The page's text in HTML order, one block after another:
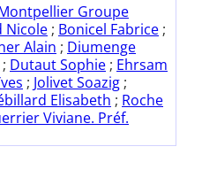
Groupe
Nicole ; Bonicel Fabrice ;
Alain ; Diumenge
; Dutaut Sophie ; Ehrsam
; Jolivet Soazig ;
Elisabeth ; Roche
Viviane. Préf.